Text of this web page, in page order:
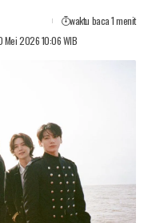
Mei 2026 10:06 WIB
waktu baca 1 menit